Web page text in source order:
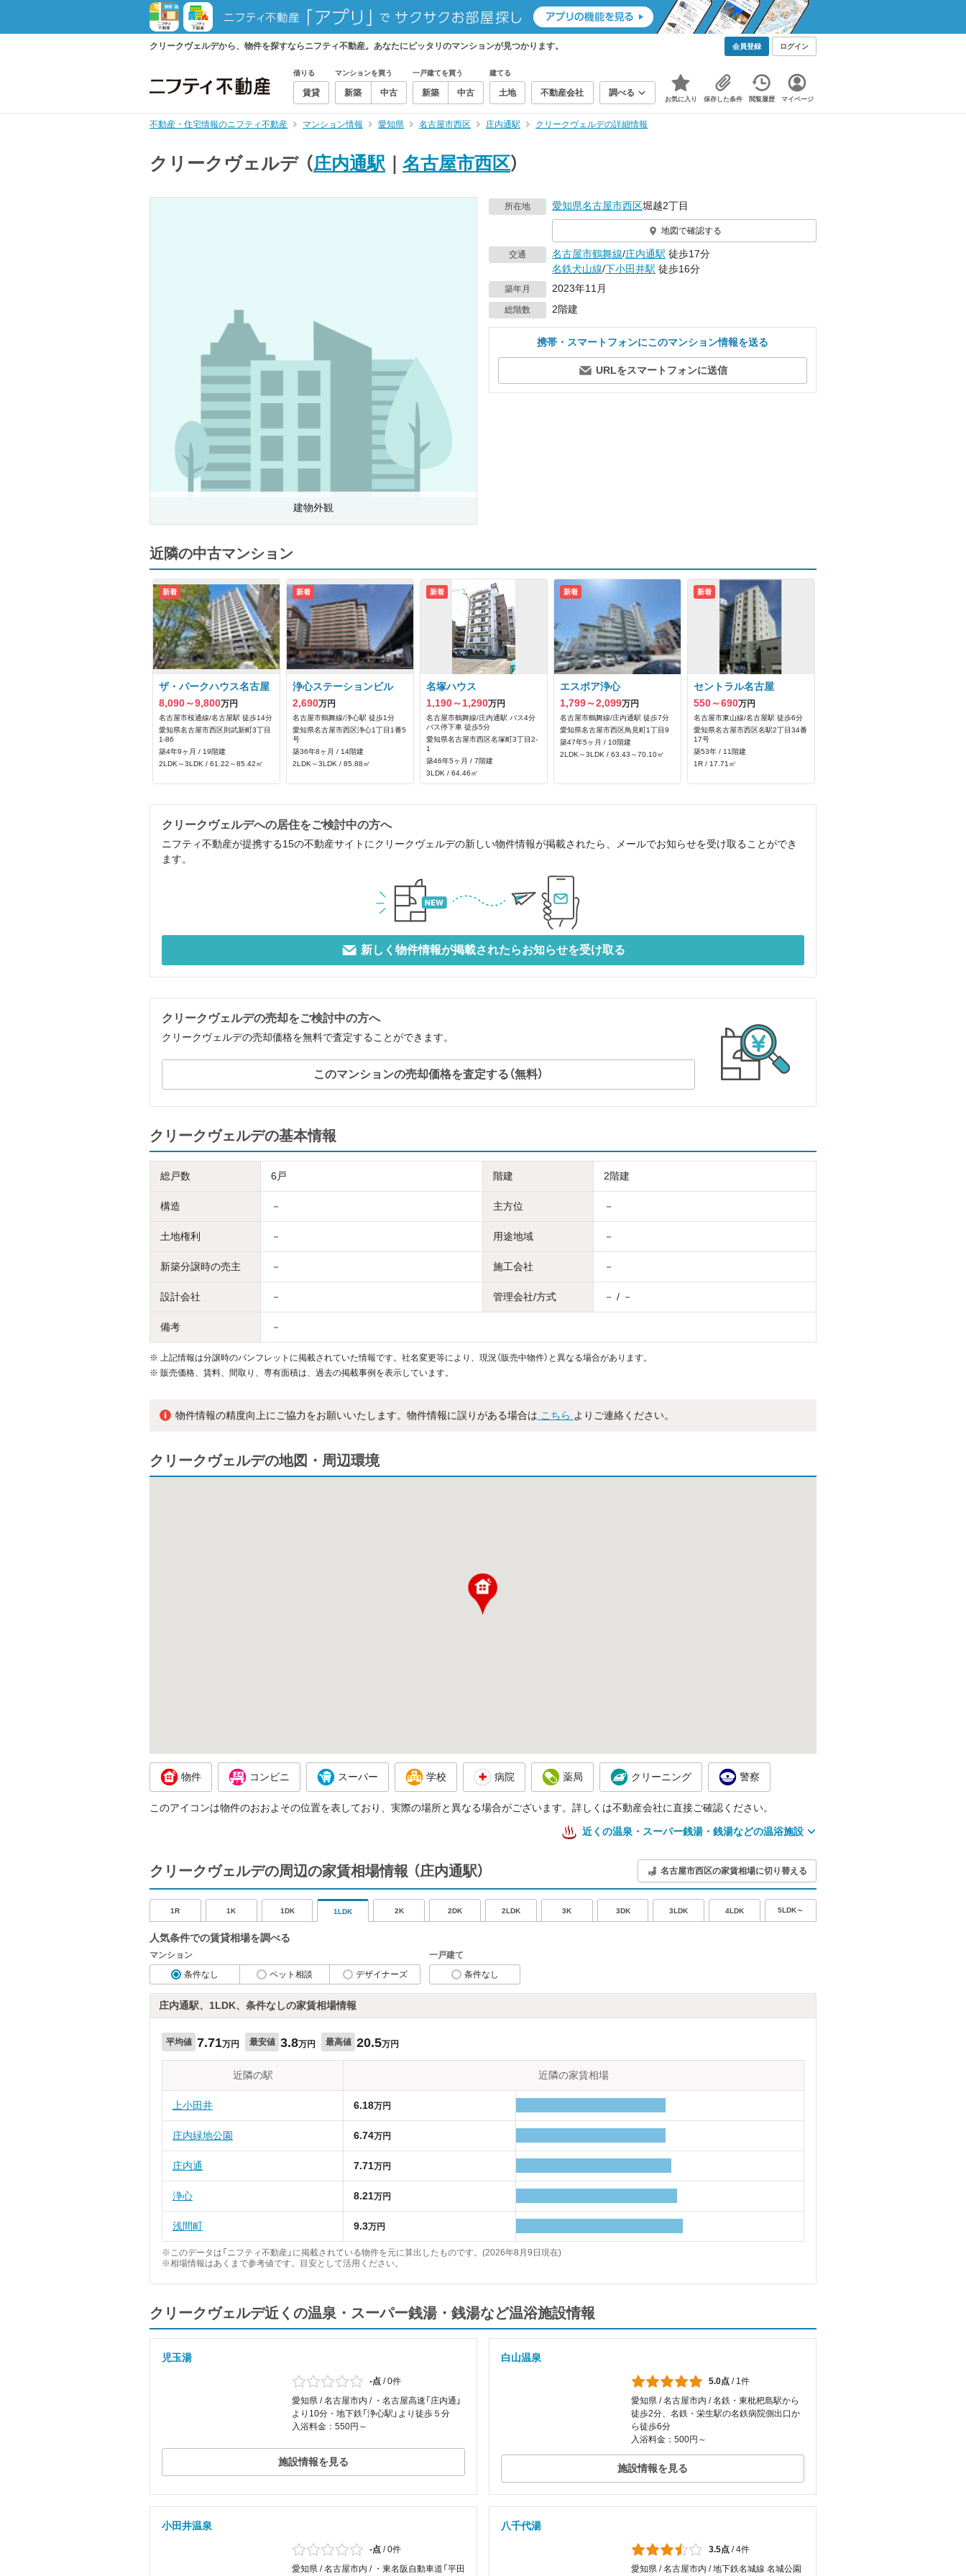
クリークヴェルデから、物件を探すならニフティ不動産。あなたにピッタリのマンションが見つかります。 会員登録 ログイン
借りる
賃貸
マンションを買う
新築 中古
一戸建てを買う
新築 中古
建てる
土地 不動産会社 調べる
お気に入り 保存した条件 閲覧履歴 マイページ
不動産・住宅情報のニフティ不動産 マンション情報 愛知県 名古屋市西区 庄内通駅 クリークヴェルデの詳細情報
クリークヴェルデ （庄内通駅 名古屋市西区）
建物外観
所在地 愛知県名古屋市西区堀越2丁目
地図で確認する
交通 名古屋市鶴舞線/庄内通駅 徒歩17分
名鉄犬山線/下小田井駅 徒歩16分
築年月 2023年11月
総階数 2階建
携帯・スマートフォンにこのマンション情報を送る
URLをスマートフォンに送信
近隣の中古マンション
新着
ザ・パークハウス名古屋
8,090～9,800万円
名古屋市桜通線/名古屋駅 徒歩14分
愛知県名古屋市西区則武新町3丁目
1-86
築4年9ヶ月 / 19階建
2LDK～3LDK / 61.22～85.42㎡
新着
浄心ステーションビル
2,690万円
名古屋市鶴舞線/浄心駅 徒歩1分
愛知県名古屋市西区浄心1丁目1番5
号
築36年8ヶ月 / 14階建
2LDK～3LDK / 85.88㎡
新着
名塚ハウス
1,190～1,290万円
名古屋市鶴舞線/庄内通駅 バス4分
バス停下車 徒歩5分
愛知県名古屋市西区名塚町3丁目2‐
1
築46年5ヶ月 / 7階建
3LDK / 64.46㎡
新着
エスポア浄心
1,799～2,099万円
名古屋市鶴舞線/庄内通駅 徒歩7分
愛知県名古屋市西区鳥見町1丁目9
築47年5ヶ月 / 10階建
2LDK～3LDK / 63.43～70.10㎡
新着
セントラル名古屋
550～690万円
名古屋市東山線/名古屋駅 徒歩6分
愛知県名古屋市西区名駅2丁目34番
17号
築53年 / 11階建
1R / 17.71㎡
クリークヴェルデへの居住をご検討中の方へ
ニフティ不動産が提携する15の不動産サイトにクリークヴェルデの新しい物件情報が掲載されたら、メールでお知らせを受け取ることができ
ます。
新しく物件情報が掲載されたらお知らせを受け取る
クリークヴェルデの売却をご検討中の方へ
クリークヴェルデの売却価格を無料で査定することができます。
このマンションの売却価格を査定する（無料）
クリークヴェルデの基本情報
総戸数 6戸 階建 2階建
構造 － 主方位 －
土地権利 － 用途地域 －
新築分譲時の売主 － 施工会社 －
設計会社 － 管理会社/方式 － / －
備考 －
※
上記情報は分譲時のパンフレットに掲載されていた情報です。社名変更等により、現況（販売中物件）と異なる場合があります。
※ 販売価格、賃料、間取り、専有面積は、過去の掲載事例を表示しています。
物件情報の精度向上にご協力をお願いいたします。物件情報に誤りがある場合は こちら よりご連絡ください。
クリークヴェルデの地図・周辺環境
物件 コンビニ スーパー 学校 病院 薬局 クリーニング 警察
このアイコンは物件のおおよその位置を表しており、実際の場所と異なる場合がございます。詳しくは不動産会社に直接ご確認ください。
近くの温泉・スーパー銭湯・銭湯などの温浴施設
クリークヴェルデの周辺の家賃相場情報 （庄内通駅） 名古屋市西区の家賃相場に切り替える
1R 1K 1DK 1LDK 2K 2DK 2LDK 3K 3DK 3LDK 4LDK 5LDK～
人気条件での賃貸相場を調べる
マンション
条件なし
ペット相談 デザイナーズ
一戸建て
条件なし
庄内通駅、1LDK、条件なしの家賃相場情報
平均値 7.71万円 最安値 3.8万円 最高値 20.5万円
近隣の駅 近隣の家賃相場
上小田井 6.18万円
庄内緑地公園 6.74万円
庄内通 7.71万円
浄心 8.21万円
浅間町 9.3万円
※このデータは「ニフティ不動産」に掲載されている物件を元に算出したものです。(2026年8月9日現在)
※相場情報はあくまで参考値です。目安として活用ください。
クリークヴェルデ近くの温泉・スーパー銭湯・銭湯など温浴施設情報
児玉湯
-点 /0件
愛知県 / 名古屋市内 / ・名古屋高速「庄内通」
より10分・地下鉄「浄心駅」より徒歩５分
入浴料金：550円～
施設情報を見る
白山温泉
5.0点 / 1件
愛知県 / 名古屋市内 / 名鉄・東枇杷島駅から
徒歩2分、名鉄・栄生駅の名鉄病院側出口か
ら徒歩6分
入浴料金：500円～
施設情報を見る
小田井温泉
-点 /0件
愛知県 / 名古屋市内 / ・東名阪自動車道「平田
八千代湯
3.5点 /4件
愛知県 / 名古屋市内 / 地下鉄名城線 名城公園